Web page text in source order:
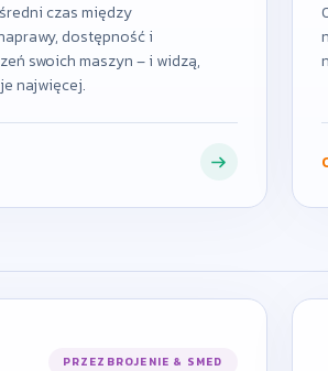
czas między
dostępność i
swoich maszyn – i widzą,
najwięcej.
PRZEZBROJENIE & SMED